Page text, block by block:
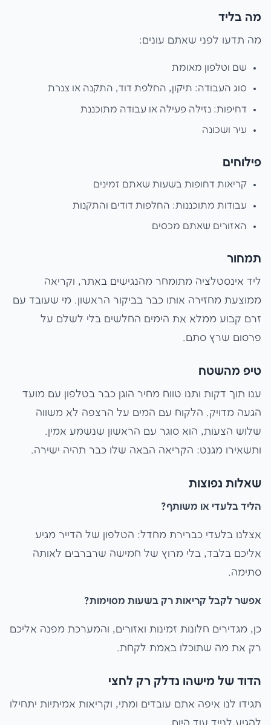
מה בליד
מה תדעו לפני שאתם עונים:
שם וטלפון מאומת
סוג העבודה: תיקון, החלפת דוד, התקנה או צנרת
דחיפות: נזילה פעילה או עבודה מתוכננת
עיר ושכונה
פילוחים
קריאות דחופות בשעות שאתם זמינים
עבודות מתוכננות: החלפות דודים והתקנות
האזורים שאתם מכסים
תמחור
ליד אינסטלציה מתומחר מהנגישים באתר, וקריאה
ממוצעת מחזירה אותו כבר בביקור הראשון. מי שעובד עם
זרם קבוע ממלא את הימים החלשים בלי לשלם על
פרסום שרץ סתם.
טיפ מהשטח
ענו תוך דקות ותנו טווח מחיר הוגן כבר בטלפון עם מועד
הגעה מדויק. הלקוח עם המים על הרצפה לא משווה
שלוש הצעות, הוא סוגר עם הראשון שנשמע אמין.
ותשאירו מגנט: הקריאה הבאה שלו כבר תהיה ישירה.
שאלות נפוצות
הליד בלעדי או משותף?
אצלנו בלעדי כברירת מחדל: הטלפון של הדייר מגיע
אליכם בלבד, בלי מרוץ של חמישה שרברבים לאותה
סתימה.
אפשר לקבל קריאות רק בשעות מסוימות?
כן, מגדירים חלונות זמינות ואזורים, והמערכת מפנה אליכם
רק את מה שתוכלו באמת לקחת.
הדוד של מישהו נדלק רק לחצי
תגידו לנו איפה אתם עובדים ומתי, וקריאות אמיתיות יתחילו